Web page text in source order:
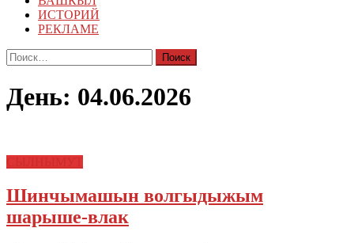
ИСТОРИЙ
РЕКЛАМЕ
Найти:
День: 04.06.2026
Шинчымашын волгыдыжым
шарыше-влак